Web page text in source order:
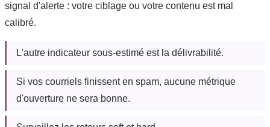
signal d'alerte : votre ciblage ou votre contenu est mal
calibré.
L'autre indicateur sous-estimé est la délivrabilité.
Si vos courriels finissent en spam, aucune métrique
d'ouverture ne sera bonne.